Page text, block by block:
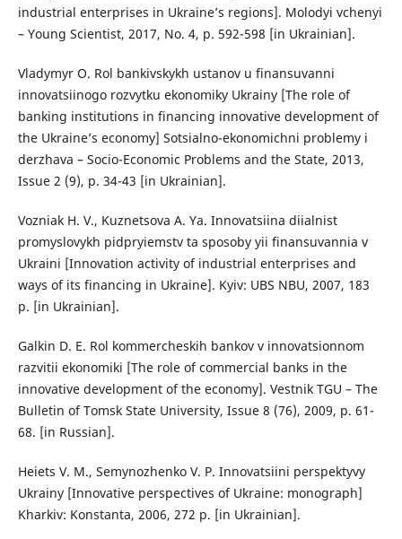
industrial enterprises in Ukraine’s regions]. Molodyi vchenyi
– Young Scientist, 2017, No. 4, p. 592-598 [in Ukrainian].
Vladymyr O. Rol bankivskykh ustanov u finansuvanni
innovatsiinogo rozvytku ekonomiky Ukrainy [The role of
banking institutions in financing innovative development of
the Ukraine’s economy] Sotsialno-ekonomichni problemy i
derzhava – Socio-Economic Problems and the State, 2013,
Issue 2 (9), p. 34-43 [in Ukrainian].
Vozniak H. V., Kuznetsova A. Ya. Innovatsiina diialnist
promyslovykh pidpryiemstv ta sposoby yii finansuvannia v
Ukraini [Innovation activity of industrial enterprises and
ways of its financing in Ukraine]. Kyiv: UBS NBU, 2007, 183
p. [in Ukrainian].
Galkin D. E. Rol kommercheskih bankov v innovatsionnom
razvitii ekonomiki [The role of commercial banks in the
innovative development of the economy]. Vestnik TGU – The
Bulletin of Tomsk State University, Issue 8 (76), 2009, p. 61-
68. [in Russian].
Heiets V. M., Semynozhenko V. P. Innovatsiini perspektyvy
Ukrainy [Innovative perspectives of Ukraine: monograph]
Kharkiv: Konstanta, 2006, 272 p. [in Ukrainian].